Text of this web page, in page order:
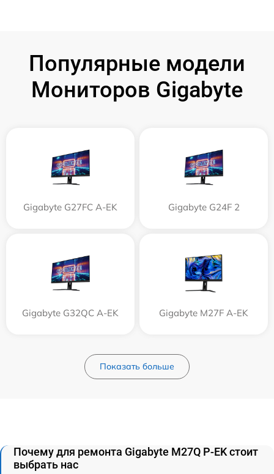
Популярные модели
Мониторов Gigabyte
Gigabyte G27FC A-EK Gigabyte G24F 2
Gigabyte G32QC A-EK Gigabyte M27F A-EK
Показать больше
Почему для ремонта Gigabyte M27Q P-EK стоит
выбрать нас